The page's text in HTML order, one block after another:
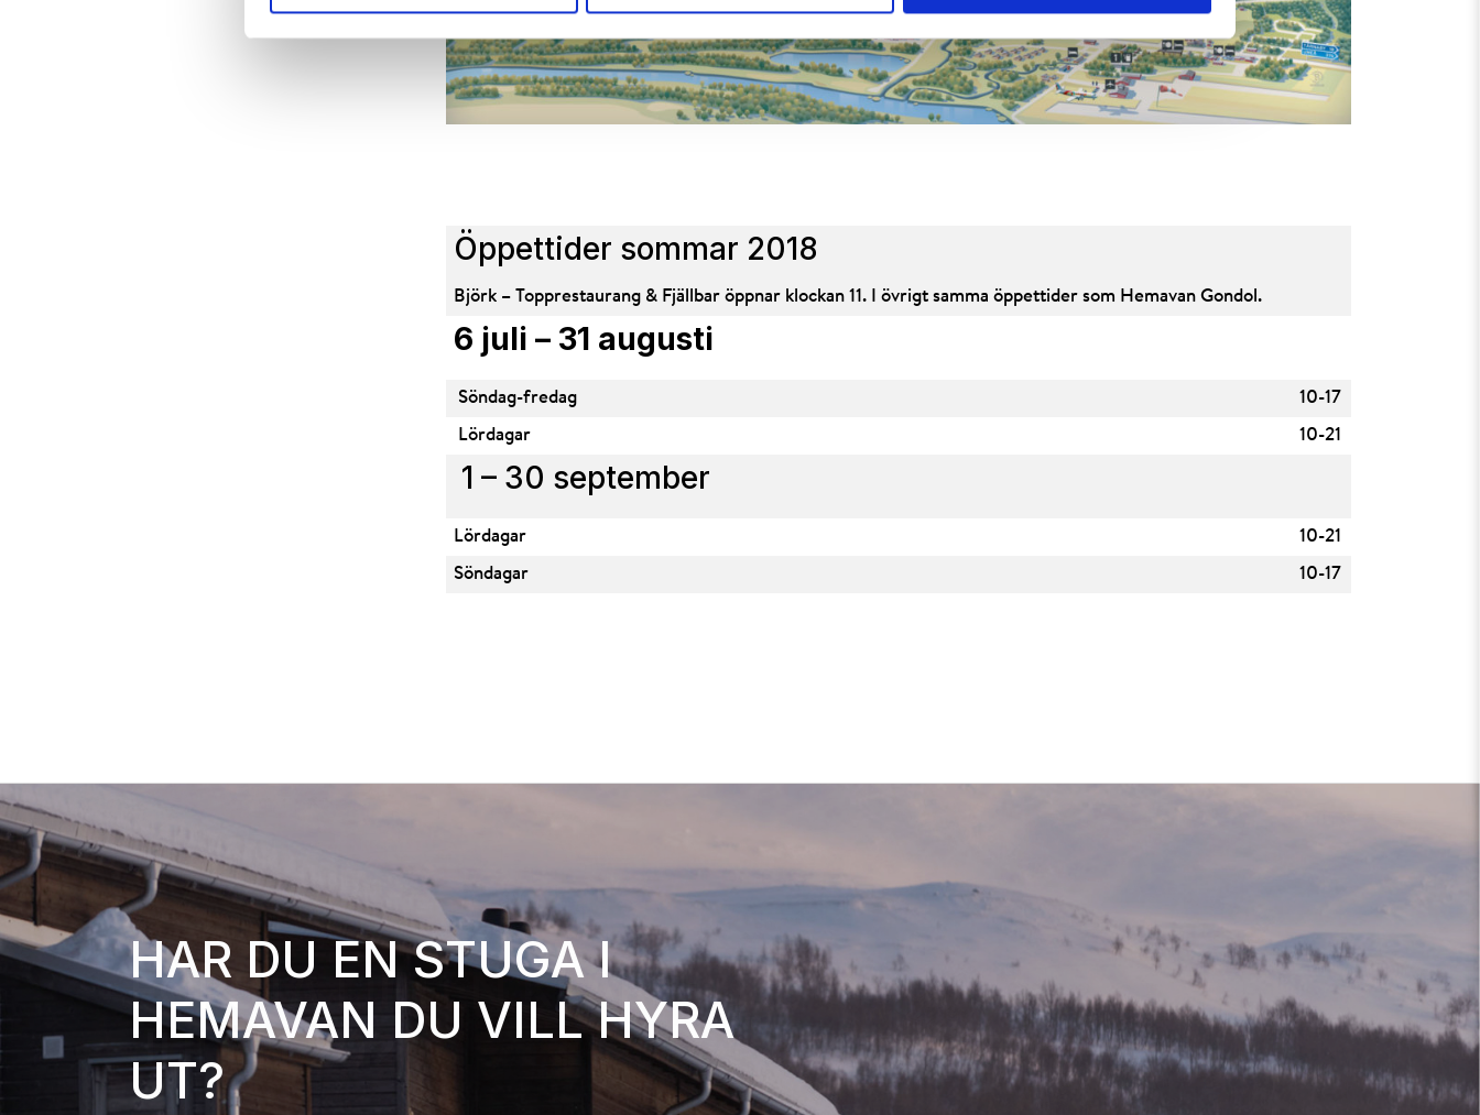
Öppettider sommar 2018
Björk – Topprestaurang & Fjällbar öppnar klockan 11. I övrigt samma öppettider som Hemavan Gondol.
6 juli – 31 augusti
Söndag-fredag
10-17
Lördagar
10-21
1 – 30 september
Lördagar
10-21
Söndagar
10-17
FÖRSTA LIFTEN KLAR –
JULEN 2026
HAR DU EN STUGA I
HEMAVAN DU VILL HYRA
UT?